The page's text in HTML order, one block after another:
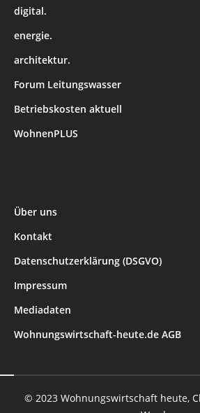
digital.
energie.
architektur.
Forum Leitungswasser
Betriebskosten aktuell
WohnenPLUS
Über uns
Kontakt
Datenschutzerklärung (DSGVO)
Impressum
Mediadaten
Wohnungswirtschaft-heute.de AGB
© 2023 Wohnungswirtschaft heute,